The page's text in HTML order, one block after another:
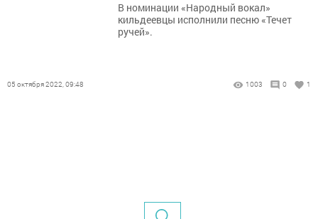
В номинации «Народный вокал»
кильдеевцы исполнили песню «Течет
ручей».
05 октября 2022, 09:48 1003 0 1